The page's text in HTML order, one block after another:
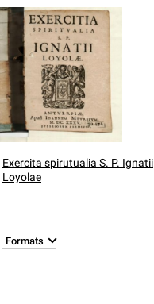
Exercita spirutualia S. P. Ignatii
Loyolae
Formats